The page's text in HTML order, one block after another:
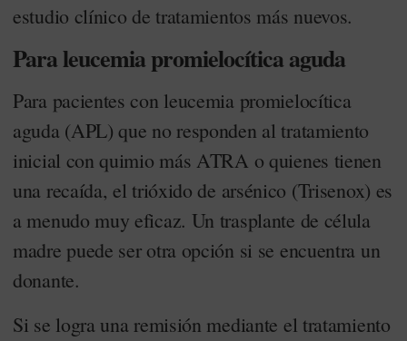
estudio clínico de tratamientos más nuevos.
Para leucemia promielocítica aguda
Para pacientes con leucemia promielocítica
aguda (APL) que no responden al tratamiento
inicial con quimio más ATRA o quienes tienen
una recaída, el trióxido de arsénico (Trisenox) es
a menudo muy eficaz. Un trasplante de célula
madre puede ser otra opción si se encuentra un
donante.
Si se logra una remisión mediante el tratamiento